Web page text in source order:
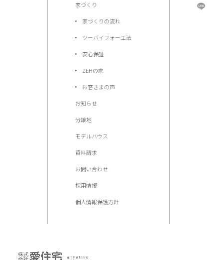
家づくり
家づくりの流れ
ツーバイフォー工法
安心保証
ZEHの家
お客さまの声
お知らせ
分譲地
モデルハウス
資料請求
お問い合わせ
採用情報
個人情報保護方針